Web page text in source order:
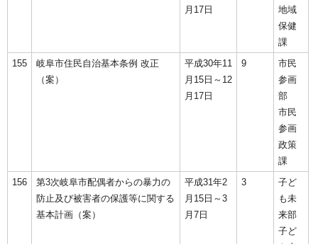
月17日
地域
保健
課
155
岐阜市住民自治基本条例 改正
（案）
平成30年11
月15日～12
月17日
9
市民
参画
部
市民
参画
政策
課
156
第3次岐阜市配偶者からの暴力の
防止及び被害者の保護等に関する
基本計画（案）
平成31年2
月15日～3
月7日
3
子ど
も未
来部
子ど